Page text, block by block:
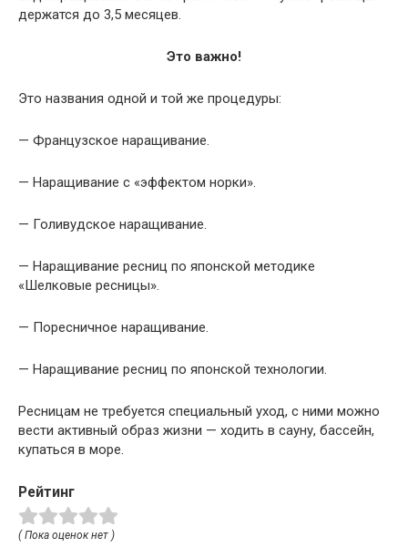
держатся до 3,5 месяцев.
Это важно!
Это названия одной и той же процедуры:
— Французское наращивание.
— Наращивание с «эффектом норки».
— Голивудское наращивание.
— Наращивание ресниц по японской методике
«Шелковые ресницы».
— Поресничное наращивание.
— Наращивание ресниц по японской технологии.
Ресницам не требуется специальный уход, с ними можно
вести активный образ жизни — ходить в сауну, бассейн,
купаться в море.
Рейтинг
( Пока оценок нет )